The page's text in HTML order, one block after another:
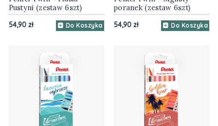
Pustyni (zestaw 6szt)
54,90 zł Do Koszyka
poranek (zestaw 6szt)
54,90 zł Do Koszyka